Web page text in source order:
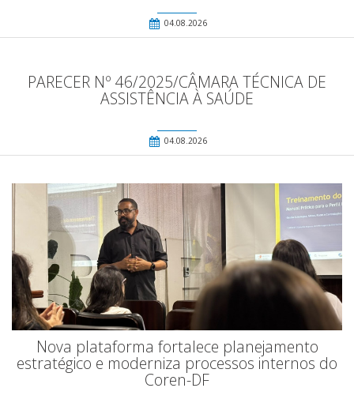
04.08.2026
PARECER Nº 46/2025/CÂMARA TÉCNICA DE
ASSISTÊNCIA À SAÚDE
04.08.2026
Nova plataforma fortalece planejamento
estratégico e moderniza processos internos do
Coren-DF